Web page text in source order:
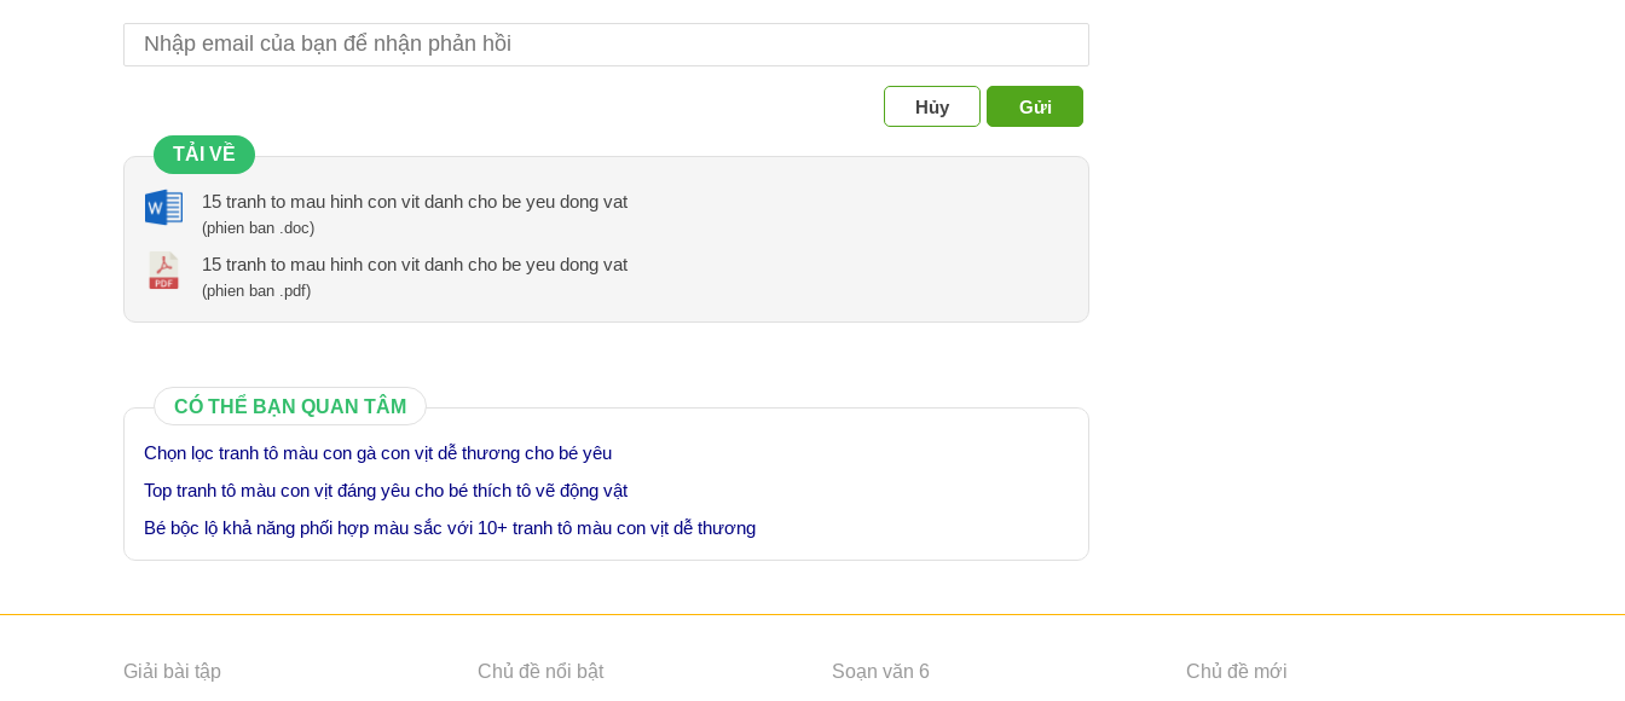
Hủy Gửi
TẢI VỀ
15 tranh to mau hinh con vit danh cho be yeu dong vat
(phien ban .doc)
15 tranh to mau hinh con vit danh cho be yeu dong vat
(phien ban .pdf)
CÓ THỂ BẠN QUAN TÂM
Chọn lọc tranh tô màu con gà con vịt dễ thương cho bé yêu
Top tranh tô màu con vịt đáng yêu cho bé thích tô vẽ động vật
Bé bộc lộ khả năng phối hợp màu sắc với 10+ tranh tô màu con vịt dễ thương
Giải bài tập Chủ đề nổi bật Soạn văn 6 Chủ đề mới